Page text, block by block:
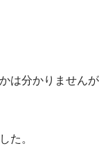
は分かりませんが
た。